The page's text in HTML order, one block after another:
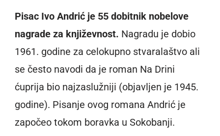
Pisac Ivo Andrić je 55 dobitnik nobelove
nagrade za književnost. Nagradu je dobio
1961. godine za celokupno stvaralaštvo ali
se često navodi da je roman Na Drini
ćuprija bio najzaslužniji (objavljen je 1945.
godine). Pisanje ovog romana Andrić je
započeo tokom boravka u Sokobanji.